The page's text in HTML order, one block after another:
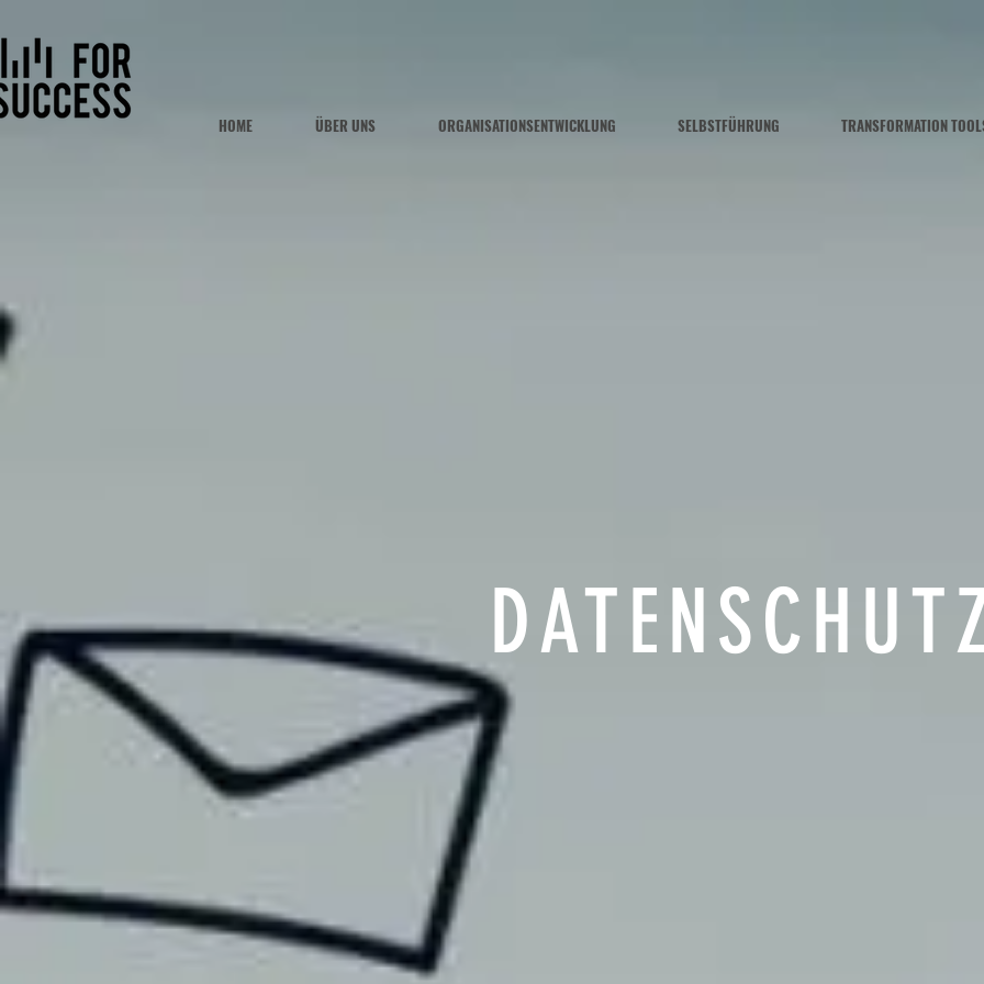
HOME ÜBER UNS ORGANISATIONSENTWICKLUNG SELBSTFÜHRUNG TRANSFORMATION